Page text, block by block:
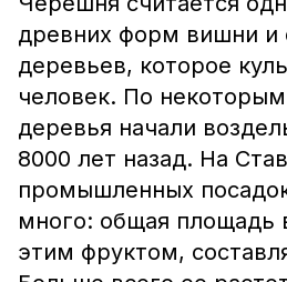
древних форм вишни и
деревьев, которое
человек. По
деревья начали
8000 лет назад. На
промышленных
много: общая площадь
этим фруктом,